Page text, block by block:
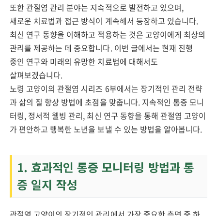
또한 관절염 관리 분야는 지속적으로 발전하고 있으며,
새로운 치료법과 접근 방식이 계속해서 등장하고 있습니다.
최신 연구 동향을 이해하고 적용하는 것은 고양이에게 최상의
관리를 제공하는 데 중요합니다. 이번 글에서는 현재 진행
중인 연구와 미래의 유망한 치료법에 대해서도
살펴보겠습니다.
노령 고양이의 관절염 시리즈 6부에서는 장기적인 관리 전략
과 삶의 질 향상 방법에 초점을 맞춥니다. 지속적인 통증 모니
터링, 정서적 웰빙 관리, 최신 연구 동향을 통해 관절염 고양이
가 편안하고 행복한 노년을 보낼 수 있는 방법을 알아봅니다.
1. 효과적인 통증 모니터링 방법과 통
증 일지 작성